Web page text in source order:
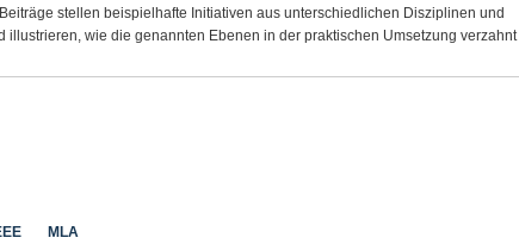
stellen beispielhafte Initiativen aus unterschiedlichen Disziplinen und
illustrieren, wie die genannten Ebenen in der praktischen Umsetzung verzahnt
MLA